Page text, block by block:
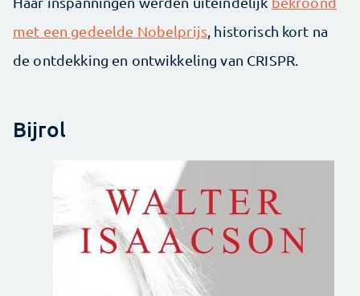
met een gedeelde Nobelprijs , historisch kort na
de ontdekking en ontwikkeling van CRISPR.
Bijrol